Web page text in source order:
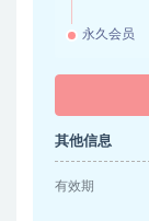
永久会员
其他信息
有效期